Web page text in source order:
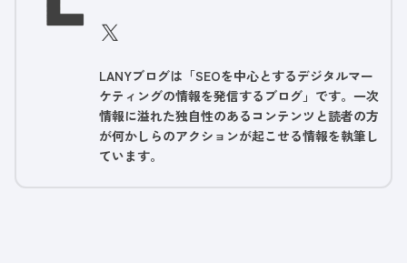
LANYブログは「SEOを中心とするデジタルマー
ケティングの情報を発信するブログ」です。一次
情報に溢れた独自性のあるコンテンツと読者の方
が何かしらのアクションが起こせる情報を執筆し
ています。